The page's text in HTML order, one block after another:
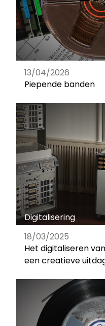
13/04/2026
Piepende banden
Digitalisering
18/03/2025
Het digitaliseren
een creatieve